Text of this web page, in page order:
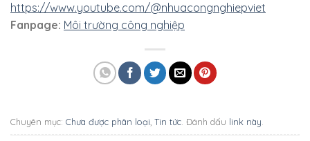
https://www.youtube.com/@nhuacongnghiepviet
Fanpage: Môi trường công nghiệp
Chuyên mục: Chưa được phân loại Tin tức . Đánh dấu link này